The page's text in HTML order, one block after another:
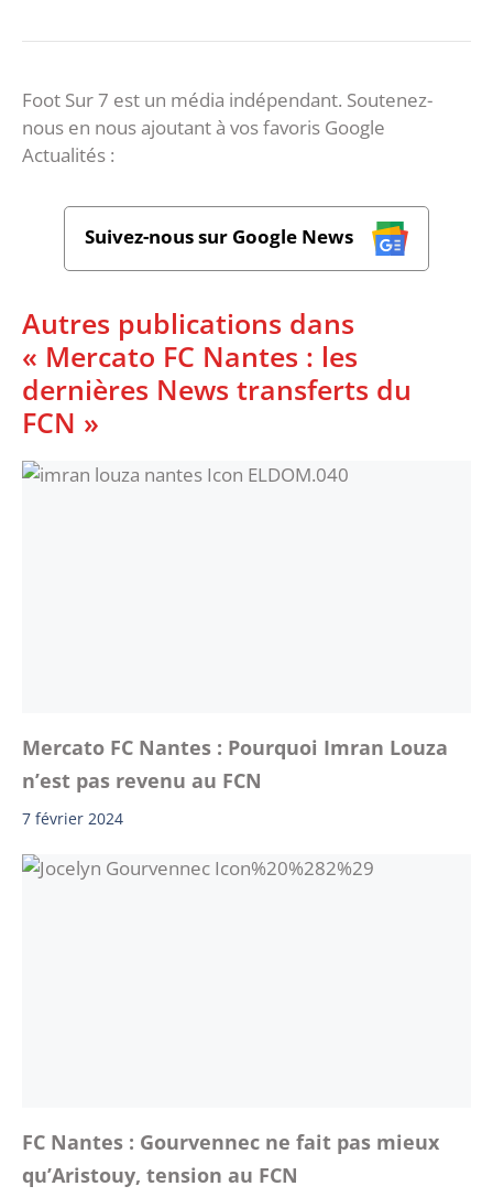
Foot Sur 7 est un média indépendant. Soutenez-
nous en nous ajoutant à vos favoris Google
Actualités :
Suivez-nous sur Google News
Autres publications dans
« Mercato FC Nantes : les
dernières News transferts du
FCN »
Mercato FC Nantes : Pourquoi Imran Louza
n’est pas revenu au FCN
7 février 2024
FC Nantes : Gourvennec ne fait pas mieux
qu’Aristouy, tension au FCN